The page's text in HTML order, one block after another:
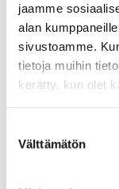
jaamme
alan
sivustoamme.
tietoja muihin
kerätty, kun olet
valinta
Välttämätön